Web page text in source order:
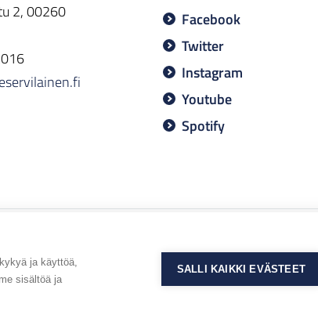
ja käyttöä,
sisältöä ja
SALLI KAIKKI EVÄSTEET
2, 00260
Facebook
Twitter
Instagram
Youtube
Spotify